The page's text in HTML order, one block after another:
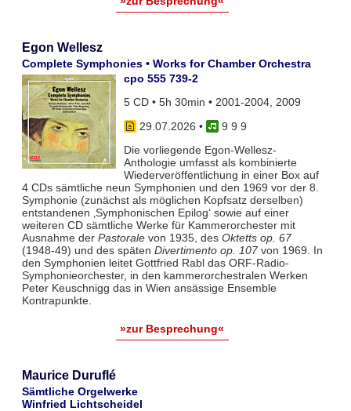
Egon Wellesz
Complete Symphonies • Works for Chamber Orchestra
cpo 555 739-2
5 CD • 5h 30min • 2001-2004, 2009
29.07.2026 •
9 9 9
Die vorliegende Egon-Wellesz-
Anthologie umfasst als kombinierte
Wiederveröffentlichung in einer Box auf
4 CDs sämtliche neun Symphonien und den 1969 vor der 8.
Symphonie (zunächst als möglichen Kopfsatz derselben)
entstandenen ‚Symphonischen Epilog‘ sowie auf einer
weiteren CD sämtliche Werke für Kammerorchester mit
Ausnahme der Pastoralevon 1935, des Oktetts op. 67
(1948-49) und des späten Divertimento op. 107von 1969. In
den Symphonien leitet Gottfried Rabl das ORF-Radio-
Symphonieorchester, in den kammerorchestralen Werken
Peter Keuschnigg das in Wien ansässige Ensemble
Kontrapunkte.
»zur Besprechung«
Maurice Duruflé
Sämtliche Orgelwerke
Winfried Lichtscheidel